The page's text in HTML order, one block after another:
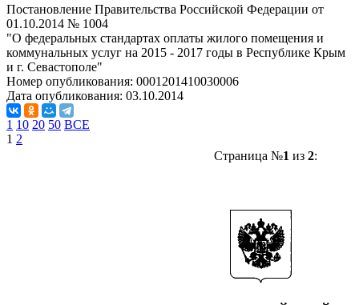
Постановление Правительства Российской Федерации от
01.10.2014 № 1004
"О федеральных стандартах оплаты жилого помещения и
коммунальных услуг на 2015 - 2017 годы в Республике Крым
и г. Севастополе"
Номер опубликования: 0001201410030006
Дата опубликования: 03.10.2014
1 10 20 50 ВСЕ
1 2
Страница №1 из 2: